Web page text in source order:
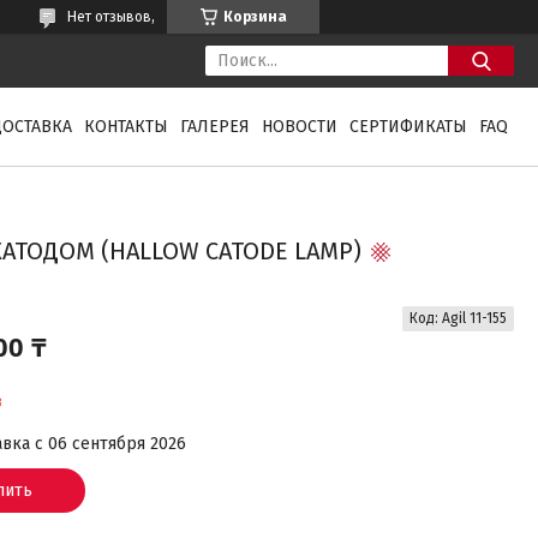
Корзина
Нет отзывов,
КОНТАКТЫ ГАЛЕРЕЯ НОВОСТИ СЕРТИФИКАТЫ FAQ
(HALLOW CATODE LAMP)
₸
Код: Agil 11-155
с 06 сентября 2026